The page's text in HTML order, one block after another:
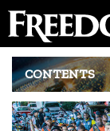
CONTENTS